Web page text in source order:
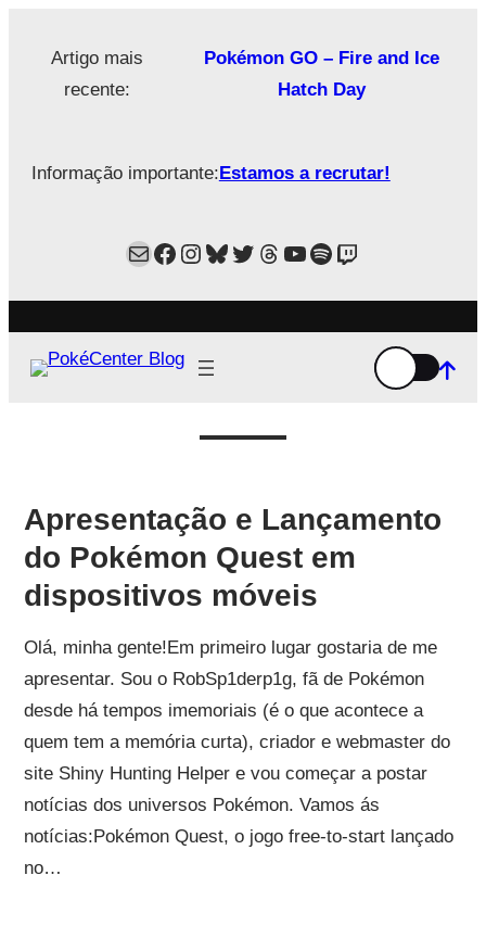
Artigo mais
recente:
Pokémon GO – Fire and Ice
Hatch Day
Informação importante:Estamos a recrutar!
MailFacebook
Instagram
Bluesky
Twitter
Estamos no Threads!
YouTube
Spotify
Twitch
Apresentação e Lançamento
do Pokémon Quest em
dispositivos móveis
Olá, minha gente!Em primeiro lugar gostaria de me
apresentar. Sou o RobSp1derp1g, fã de Pokémon
desde há tempos imemoriais (é o que acontece a
quem tem a memória curta), criador e webmaster do
site Shiny Hunting Helper e vou começar a postar
notícias dos universos Pokémon. Vamos ás
notícias:Pokémon Quest, o jogo free-to-start lançado
no…